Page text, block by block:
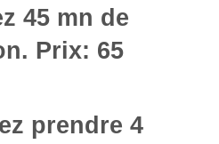
45 mn de
Prix: 65
prendre 4